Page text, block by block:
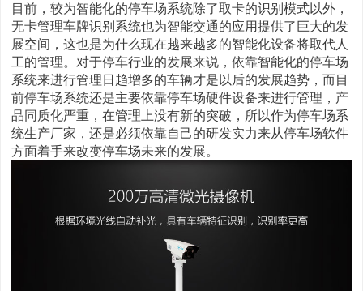
目前，较为智能化的停车场系统除了取卡的识别模式以外，
无卡管理车牌识别系统也为智能交通的应用提供了巨大的发
展空间，这也是为什么现在越来越多的智能化设备将取代人
工的管理。对于停车行业的发展来说，依靠智能化的停车场
系统来进行管理日趋增多的车辆才是以后的发展趋势，而目
前停车场系统还是主要依靠停车场硬件设备来进行管理，产
品同质化严重，在管理上没有新的突破，所以作为停车场系
统生产厂家，还是必须依靠自己的研发实力来从停车场软件
方面着手来改变停车场未来的发展。